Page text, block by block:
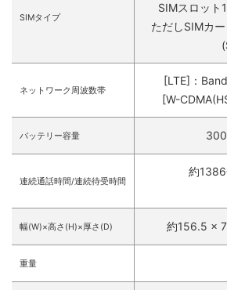
SIMタイプ
SIMスロット
ただしSIMカ
ネットワーク周波数帯
[LTE]：
[W-
バッテリー容量
連続通話時間/連続待受時間
約1386
幅(W)×高さ(H)×厚さ(D) 約156.5 ×
重量